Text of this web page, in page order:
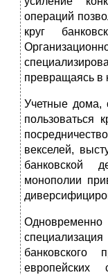
операций
круг
превращаясь в
Учетные дома,
пользоваться
векселей,
банковской
монополии
банковского
европейских